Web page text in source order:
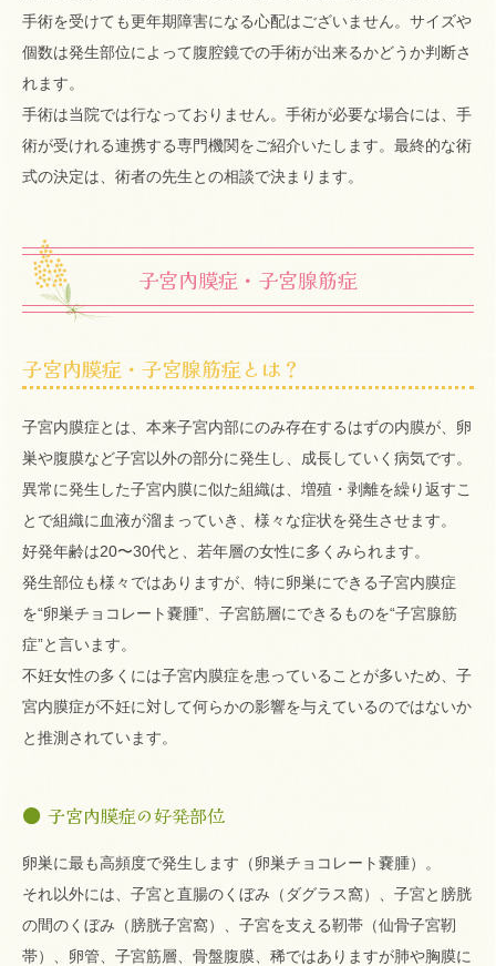
手術を受けても更年期障害になる心配はございません。サイズや
個数は発生部位によって腹腔鏡での手術が出来るかどうか判断さ
れます。
手術は当院では行なっておりません。手術が必要な場合には、手
術が受けれる連携する専門機関をご紹介いたします。最終的な術
式の決定は、術者の先生との相談で決まります。
子宮内膜症・子宮腺筋症
子宮内膜症・子宮腺筋症とは？
子宮内膜症とは、本来子宮内部にのみ存在するはずの内膜が、卵
巣や腹膜など子宮以外の部分に発生し、成長していく病気です。
異常に発生した子宮内膜に似た組織は、増殖・剥離を繰り返すこ
とで組織に血液が溜まっていき、様々な症状を発生させます。
好発年齢は20〜30代と、若年層の女性に多くみられます。
発生部位も様々ではありますが、特に卵巣にできる子宮内膜症
を“卵巣チョコレート嚢腫”、子宮筋層にできるものを“子宮腺筋
症”と言います。
不妊女性の多くには子宮内膜症を患っていることが多いため、子
宮内膜症が不妊に対して何らかの影響を与えているのではないか
と推測されています。
子宮内膜症の好発部位
卵巣に最も高頻度で発生します（卵巣チョコレート嚢腫）。
それ以外には、子宮と直腸のくぼみ（ダグラス窩）、子宮と膀胱
の間のくぼみ（膀胱子宮窩）、子宮を支える靭帯（仙骨子宮靭
帯）、卵管、子宮筋層、骨盤腹膜、稀ではありますが肺や胸膜に